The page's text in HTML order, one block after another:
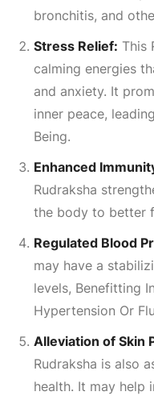
bronchitis, and
Stress Relief: This
calming energies
and anxiety. It
inner peace,
Being.
Enhanced
Rudraksha
the body to better
Regulated Blood
may have a
levels, Benefitting
Hypertension Or
Alleviation of Skin
Rudraksha is also
health. It may help